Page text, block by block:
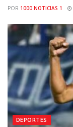
POR 1000 NOTICIAS 1
DEPORTES